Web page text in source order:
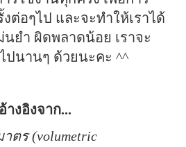
ต่อๆไป และจะทำให้เราได้
ยำ ผิดพลาดน้อย เราจะ
ปนานๆ ด้วยนะคะ ^^
งอิงจาก...
ตร (volumetric